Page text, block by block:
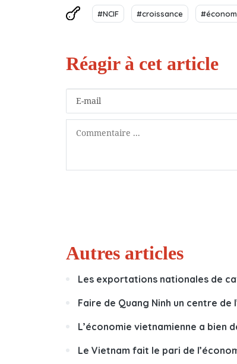
#NCIF #croissance
Autres articles
Les exportations nationales de
Faire de Quang Ninh un centre de
L’économie vietnamienne a bien
Le Vietnam fait le pari de